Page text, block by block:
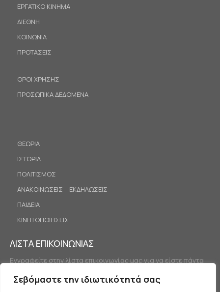
Σεβόμαστε την ιδιωτικότητά σας
ΕΡΓΑΤΙΚΟ ΚΙΝΗΜΑ
ΔΙΕΘΝΗ
ΚΟΙΝΩΝΙΑ
ΠΡΟΤΑΣΕΙΣ
ΟΡΟΙ ΧΡΗΣΗΣ
ΠΡΟΣΩΠΙΚΑ ΔΕΔΟΜΕΝΑ
ΘΕΩΡΙΑ
ΙΣΤΟΡΙΑ
ΠΟΛΙΤΙΣΜΟΣ
ΑΝΑΚΟΙΝΩΣΕΙΣ – ΕΚΔΗΛΩΣΕΙΣ
ΠΑΙΔΕΙΑ
ΚΙΝΗΤΟΠΟΙΗΣΕΙΣ
ΛΙΣΤΑ ΕΠΙΚΟΙΝΩΝΙΑΣ
Εγγραφείτε στην λίστα επικοινωνίας μας για να είστε πάντα